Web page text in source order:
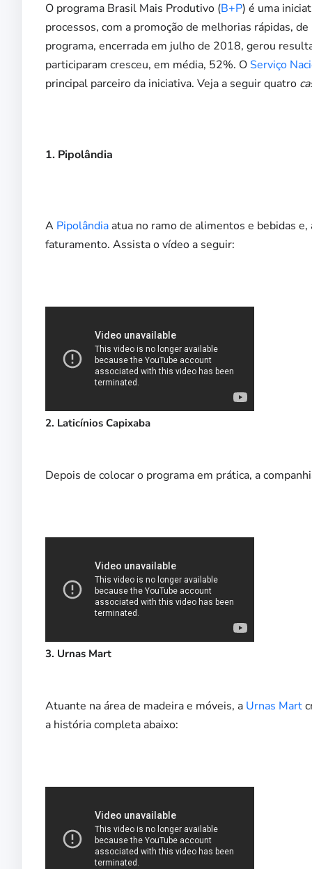
O programa Brasil Mais Produtivo (B+P) é uma
processos, com a promoção de melhorias rápidas,
programa, encerrada em julho de 2018, gerou
participaram cresceu, em média, 52%. O Serviço
principal parceiro da iniciativa. Veja a seguir quatro
1. Pipolândia
A Pipolândia atua no ramo de alimentos e bebidas
faturamento. Assista o vídeo a seguir:
2. Laticínios Capixaba
Depois de colocar o programa em prática, a
3. Urnas Mart
Atuante na área de madeira e móveis, a Urnas Mart
a história completa abaixo: